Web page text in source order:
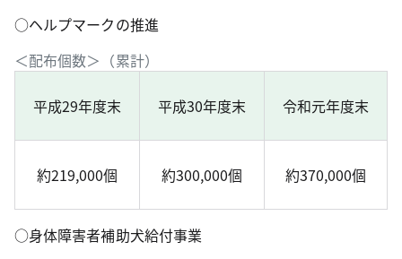
○ヘルプマークの推進
＜配布個数＞（累計）
平成29年度末 平成30年度末 令和元年度末
約219,000個 約300,000個 約370,000個
○身体障害者補助犬給付事業